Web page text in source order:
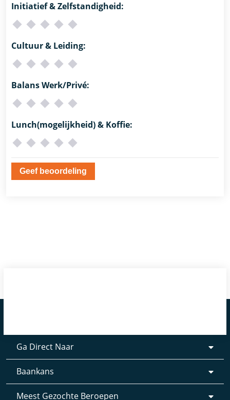
Initiatief & Zelfstandigheid:
Cultuur & Leiding:
Balans Werk/Privé:
Lunch(mogelijkheid) & Koffie:
Ga Direct Naar
Baankans
Meest Gezochte Beroepen